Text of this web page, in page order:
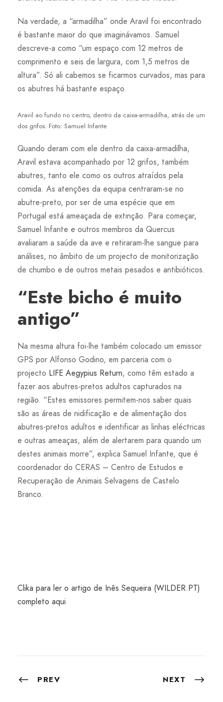
Na verdade, a “armadilha” onde Aravil foi encontrado
é bastante maior do que imaginávamos. Samuel
descreve-a como “um espaço com 12 metros de
comprimento e seis de largura, com 1,5 metros de
altura”. Só ali cabemos se ficarmos curvados, mas para
os abutres há bastante espaço.
Aravil ao fundo no centro, dentro da caixa-armadilha, atrás de um
dos grifos. Foto: Samuel Infante
Quando deram com ele dentro da caixa-armadilha,
Aravil estava acompanhado por 12 grifos, também
abutres, tanto ele como os outros atraídos pela
comida. As atenções da equipa centraram-se no
abutre-preto, por ser de uma espécie que em
Portugal está ameaçada de extinção. Para começar,
Samuel Infante e outros membros da Quercus
avaliaram a saúde da ave e retiraram-lhe sangue para
análises, no âmbito de um projecto de monitorização
de chumbo e de outros metais pesados e antibióticos.
“Este bicho é muito
antigo”
Na mesma altura foi-lhe também colocado um emissor
GPS por Alfonso Godino, em parceria com o
projecto LIFE Aegypius Return, como têm estado a
fazer aos abutres-pretos adultos capturados na
região. “Estes emissores permitem-nos saber quais
são as áreas de nidificação e de alimentação dos
abutres-pretos adultos e identificar as linhas eléctricas
e outras ameaças, além de alertarem para quando um
destes animais morre”, explica Samuel Infante, que é
coordenador do CERAS – Centro de Estudos e
Recuperação de Animais Selvagens de Castelo
Branco.
Clika para ler o artigo de Inês Sequeira (WILDER.PT)
completo aqui
PREV NEXT